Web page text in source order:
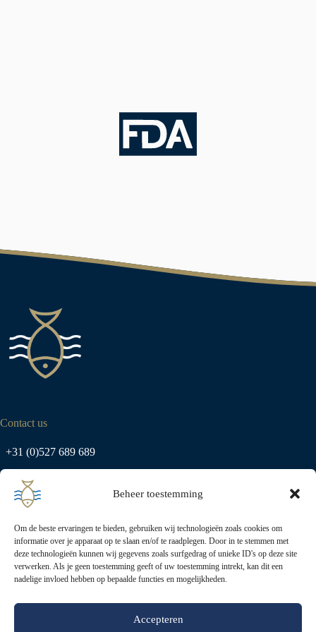
Beheer toestemming
Om de beste ervaringen te bieden, gebruiken wij technologieën zoals cookies om
informatie over je apparaat op te slaan en/of te raadplegen. Door in te stemmen met
deze technologieën kunnen wij gegevens zoals surfgedrag of unieke ID's op deze site
verwerken. Als je geen toestemming geeft of uw toestemming intrekt, kan dit een
nadelige invloed hebben op bepaalde functies en mogelijkheden.
Accepteren
Contact us
+31 (0)527 689 689
info@urk-export.nl
Address